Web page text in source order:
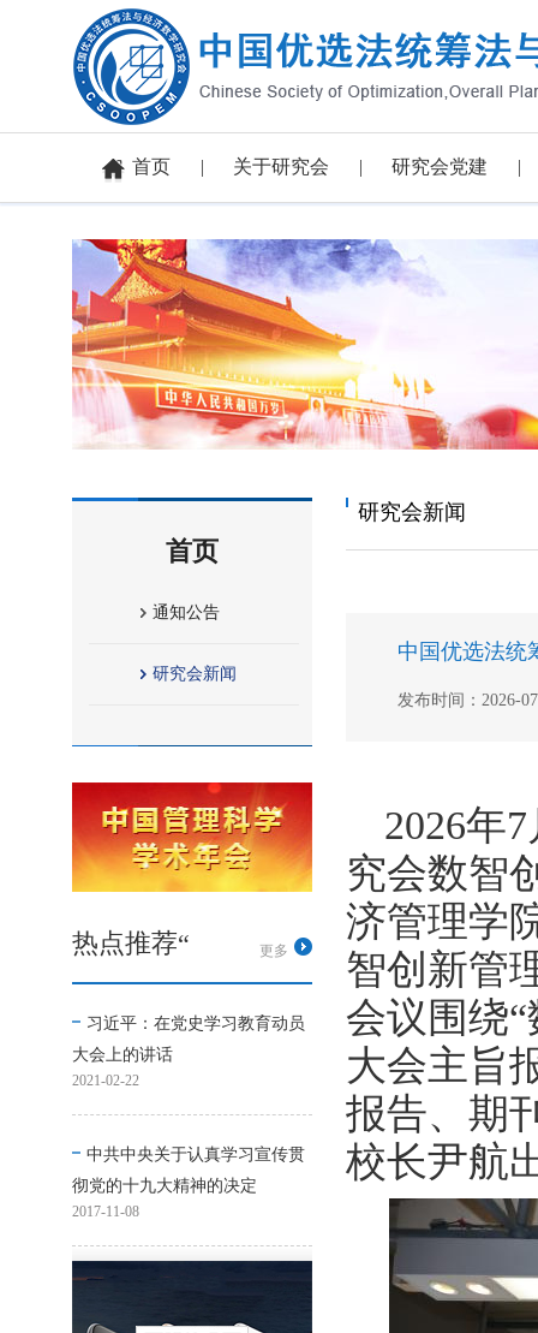
首页 关于研究会 研究会党建
首页
通知公告
研究会新闻
热点推荐“ 更多
习近平：在党史学习教育动员
大会上的讲话
2021-02-22
中共中央关于认真学习宣传贯
彻党的十九大精神的决定
2017-11-08
研究会新闻
中国优选法统
发布时间：2026-
2026年
究会数智
济管理学
智创新管
会议围绕
大会主旨
报告、期
校长尹航